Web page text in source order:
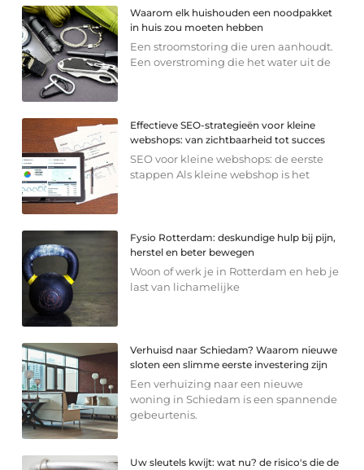
Waarom elk huishouden een noodpakket
in huis zou moeten hebben
Een stroomstoring die uren aanhoudt.
Een overstroming die het water uit de
Effectieve SEO-strategieën voor kleine
webshops: van zichtbaarheid tot succes
SEO voor kleine webshops: de eerste
stappen Als kleine webshop is het
Fysio Rotterdam: deskundige hulp bij pijn,
herstel en beter bewegen
Woon of werk je in Rotterdam en heb je
last van lichamelijke
Verhuisd naar Schiedam? Waarom nieuwe
sloten een slimme eerste investering zijn
Een verhuizing naar een nieuwe
woning in Schiedam is een spannende
gebeurtenis.
Uw sleutels kwijt: wat nu? de risico's die de